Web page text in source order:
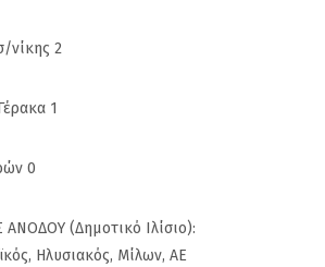
νίκης 2
1
0
(Δημοτικό Ιλίσιο):
Ηλυσιακός, Μίλων, ΑΕ